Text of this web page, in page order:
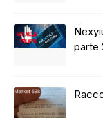
parte